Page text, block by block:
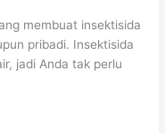
membuat insektisida
pribadi. Insektisida
jadi Anda tak perlu